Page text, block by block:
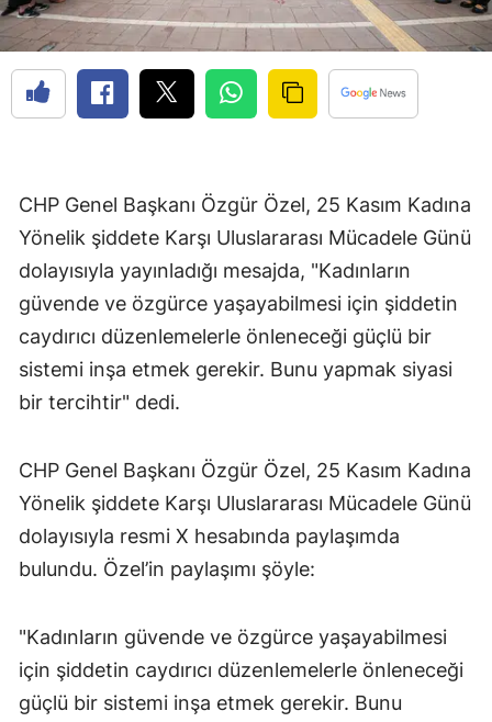
CHP Genel Başkanı Özgür Özel, 25 Kasım Kadına
Yönelik şiddete Karşı Uluslararası Mücadele Günü
dolayısıyla yayınladığı mesajda, "Kadınların
güvende ve özgürce yaşayabilmesi için şiddetin
caydırıcı düzenlemelerle önleneceği güçlü bir
sistemi inşa etmek gerekir. Bunu yapmak siyasi
bir tercihtir" dedi.
CHP Genel Başkanı Özgür Özel, 25 Kasım Kadına
Yönelik şiddete Karşı Uluslararası Mücadele Günü
dolayısıyla resmi X hesabında paylaşımda
bulundu. Özel’in paylaşımı şöyle:
"Kadınların güvende ve özgürce yaşayabilmesi
için şiddetin caydırıcı düzenlemelerle önleneceği
güçlü bir sistemi inşa etmek gerekir. Bunu